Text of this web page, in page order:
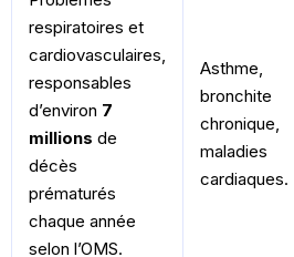
respiratoires et
cardiovasculaires,
responsables
d’environ 7
millions de
décès
prématurés
chaque année
selon l’OMS.
Asthme,
bronchite
chronique,
maladies
cardiaques.